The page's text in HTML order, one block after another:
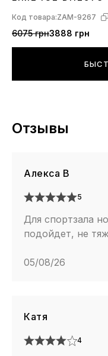
Код товара:ZAM-9267
6075 грн3888 грн
Отзывы
Алекса В
5
Для спортзала
подойдет, не
05/08/26
Катя
4